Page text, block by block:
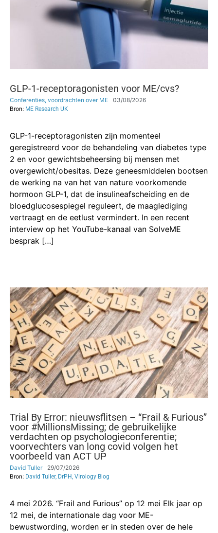
GLP-1-receptoragonisten voor ME/cvs?
Conferenties, voordrachten over ME
03/08/2026
Bron: ME Research UK
GLP-1-receptoragonisten zijn momenteel
geregistreerd voor de behandeling van diabetes type
2 en voor gewichtsbeheersing bij mensen met
overgewicht/obesitas. Deze geneesmiddelen bootsen
de werking na van het van nature voorkomende
hormoon GLP-1, dat de insulineafscheiding en de
bloedglucosespiegel reguleert, de maaglediging
vertraagt ​​en de eetlust vermindert. In een recent
interview op het YouTube-kanaal van SolveME
besprak […]
Trial By Error: nieuwsflitsen – “Frail & Furious”
voor #MillionsMissing; de gebruikelijke
verdachten op psychologieconferentie;
voorvechters van long covid volgen het
voorbeeld van ACT UP
David Tuller
29/07/2026
Bron: David Tuller, DrPH, Virology Blog
4 mei 2026. “Frail and Furious” op 12 mei Elk jaar op
12 mei, de internationale dag voor ME-
bewustwording, worden er in steden over de hele